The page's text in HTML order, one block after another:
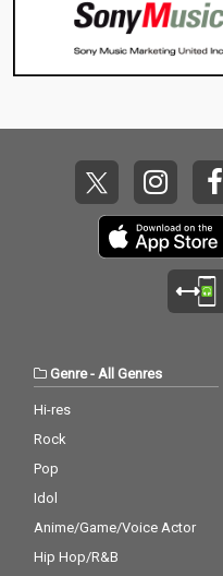
Genre- All Genres
Hi-res
Rock
Pop
Idol
Anime/Game/Voice Actor
Hip Hop/R&B